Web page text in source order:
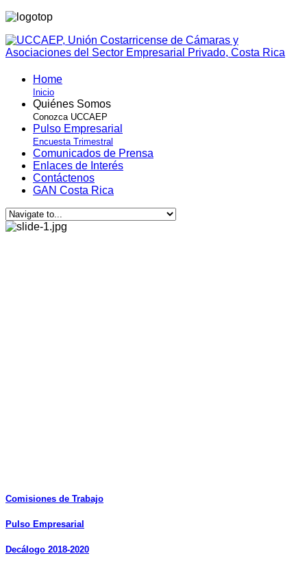
Home
Inicio
Quiénes Somos
Conozca UCCAEP
Pulso Empresarial
Encuesta Trimestral
Comunicados de Prensa
Enlaces de Interés
Contáctenos
GAN Costa Rica
Comisiones de Trabajo
Pulso Empresarial
Decálogo 2018-2020